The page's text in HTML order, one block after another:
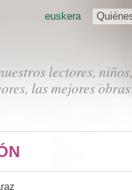
lectores, niños,
las mejores
euskera